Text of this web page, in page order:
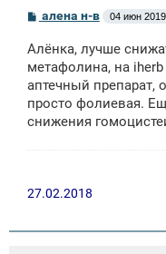
С
б
щ
н
и
алена н-в 04 июн
Алёнка, лучше
метафолина, на
аптечный препарат,
просто фолиевая.
снижения
27.02.2018